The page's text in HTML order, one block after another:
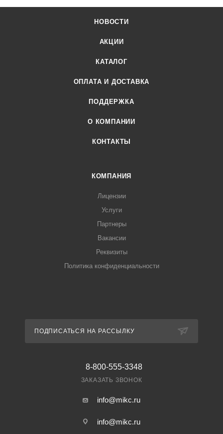
НОВОСТИ
АКЦИИ
КАТАЛОГ
ОПЛАТА И ДОСТАВКА
ПОДДЕРЖКА
О КОМПАНИИ
КОНТАКТЫ
КОМПАНИЯ
Лицензии
Услуги
Партнеры
Вакансии
Реквизиты
Политика конфиденциальности
ПОДПИСАТЬСЯ НА РАССЫЛКУ
8-800-555-3348
ЗАКАЗАТЬ ЗВОНОК
info@mikc.ru
info@mikc.ru